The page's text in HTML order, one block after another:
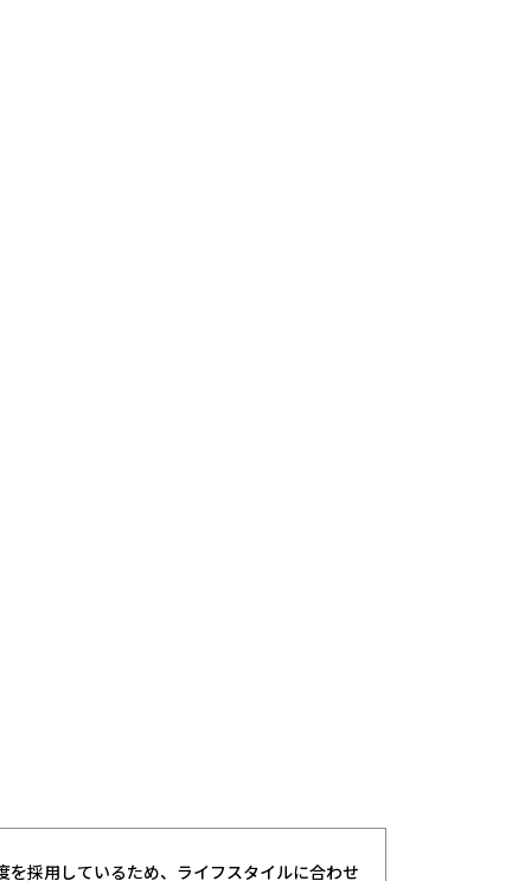
採用しているため、ライフスタイルに合わせ